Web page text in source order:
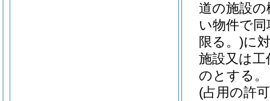
道の施設
い物件で
限る。)に
施設又は
のとする。
(占用の許